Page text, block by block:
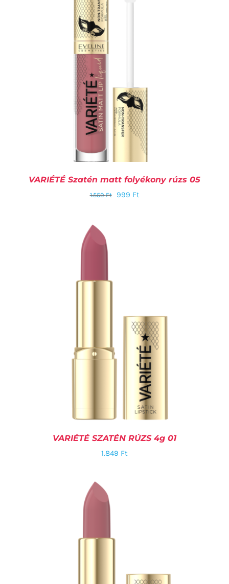
KOSÁRBA TESZEM RÉSZLETEK
VARIÉTÉ Szatén matt folyékony rúzs 05
1.559Ft 999 Ft
VARIÉTÉ SZATÉN RÚZS 4g 01
1.849 Ft